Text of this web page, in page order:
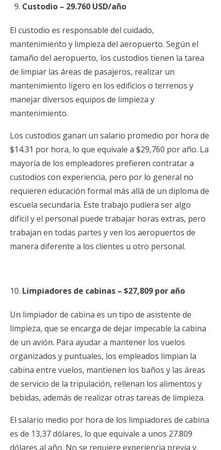
Custodio – 29.760 USD/año
El custodio es responsable del cuidado,
mantenimiento y limpieza del aeropuerto. Según el
tamaño del aeropuerto, los custodios tienen la tarea
de limpiar las áreas de pasajeros, realizar un
mantenimiento ligero en los edificios o terrenos y
manejar diversos equipos de limpieza y
mantenimiento.
Los custodios ganan un salario promedio por hora de
$14.31 por hora, lo que equivale a $29,760 por año. La
mayoría de los empleadores prefieren contratar a
custodios con experiencia, pero por lo general no
requieren educación formal más allá de un diploma de
escuela secundaria. Este trabajo pudiera ser algo
difícil y el personal puede trabajar horas extras, pero
trabajan en todas partes y ven los aeropuertos de
manera diferente a los clientes u otro personal.
Limpiadores de cabinas – $27,809 por año
Un limpiador de cabina es un tipo de asistente de
limpieza, que se encarga de dejar impecable la cabina
de un avión. Para ayudar a mantener los vuelos
organizados y puntuales, los empleados limpian la
cabina entre vuelos, mantienen los baños y las áreas
de servicio de la tripulación, rellenan los alimentos y
bebidas, además de realizar otras tareas de limpieza.
El salario medio por hora de los limpiadores de cabina
es de 13,37 dólares, lo que equivale a unos 27.809
dólares al año. No se requiere experiencia previa y,